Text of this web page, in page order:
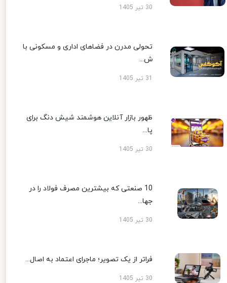
30 تیر 1405
تحولی مدرن در فضاهای اداری و مسکونی با
ش...
ظهور بازار آنلاین هوشمند شیش دنگ برای
پا...
30 تیر 1405
10 صنعتی که بیشترین مصرف فولاد را در
جها...
30 تیر 1405
فراتر از یک تصویر؛ ماجرای اعتماد به اصال...
30 تیر 1405